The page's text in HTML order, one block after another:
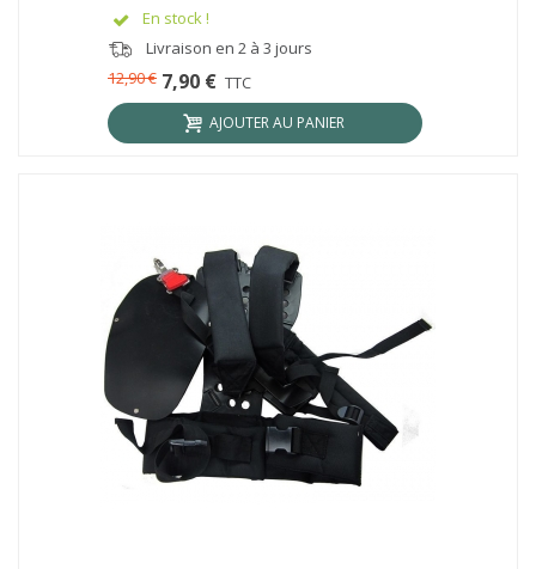
En stock !
Livraison en 2 à 3 jours
7,90 € TTC
12,90 €
AJOUTER AU PANIER